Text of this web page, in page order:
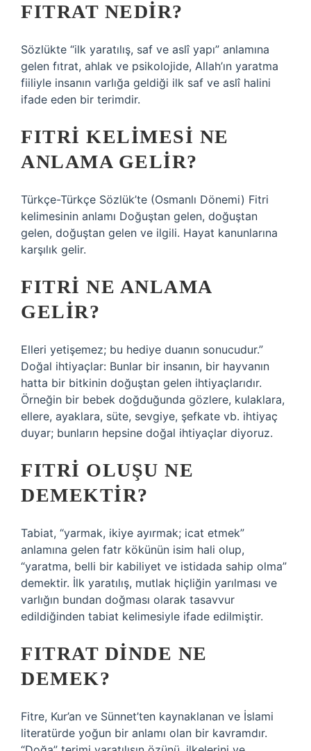
FITRAT NEDIR?
Sözlükte “ilk yaratılış, saf ve aslî yapı” anlamına
gelen fıtrat, ahlak ve psikolojide, Allah’ın yaratma
fiiliyle insanın varlığa geldiği ilk saf ve aslî halini
ifade eden bir terimdir.
FITRI KELIMESI NE
ANLAMA GELIR?
Türkçe-Türkçe Sözlük’te (Osmanlı Dönemi) Fitri
kelimesinin anlamı Doğuştan gelen, doğuştan
gelen, doğuştan gelen ve ilgili. Hayat kanunlarına
karşılık gelir.
FITRI NE ANLAMA
GELIR?
Elleri yetişemez; bu hediye duanın sonucudur.”
Doğal ihtiyaçlar: Bunlar bir insanın, bir hayvanın
hatta bir bitkinin doğuştan gelen ihtiyaçlarıdır.
Örneğin bir bebek doğduğunda gözlere, kulaklara,
ellere, ayaklara, süte, sevgiye, şefkate vb. ihtiyaç
duyar; bunların hepsine doğal ihtiyaçlar diyoruz.
FITRI OLUŞU NE
DEMEKTIR?
Tabiat, “yarmak, ikiye ayırmak; icat etmek”
anlamına gelen fatr kökünün isim hali olup,
“yaratma, belli bir kabiliyet ve istidada sahip olma”
demektir. İlk yaratılış, mutlak hiçliğin yarılması ve
varlığın bundan doğması olarak tasavvur
edildiğinden tabiat kelimesiyle ifade edilmiştir.
FITRAT DINDE NE
DEMEK?
Fitre, Kur’an ve Sünnet’ten kaynaklanan ve İslami
literatürde yoğun bir anlamı olan bir kavramdır.